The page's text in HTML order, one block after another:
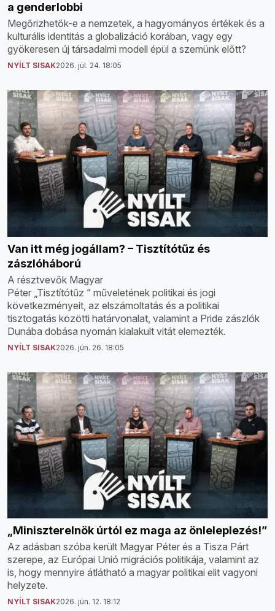
a genderlobbi
Megőrizhetők-e a nemzetek, a hagyományos értékek és a
kulturális identitás a globalizáció korában, vagy egy
gyökeresen új társadalmi modell épül a szemünk előtt?
NYÍLT SISAK2026. júl. 24. 18:05
Van itt még jogállam? – Tisztítótűz és
zászlóháború
A résztvevők Magyar
Péter „Tisztítótűz ” műveletének politikai és jogi
következményeit, az elszámoltatás és a politikai
tisztogatás közötti határvonalat, valamint a Pride zászlók
Dunába dobása nyomán kialakult vitát elemezték.
NYÍLT SISAK2026. jún. 26. 18:05
„Miniszterelnök úrtól ez maga az önleleplezés!”
Az adásban szóba került Magyar Péter és a Tisza Párt
szerepe, az Európai Unió migrációs politikája, valamint az
is, hogy mennyire átlátható a magyar politikai elit vagyoni
helyzete.
NYÍLT SISAK2026. jún. 12. 18:12